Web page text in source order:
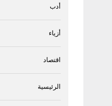
أدب
أزياء
اقتصاد
الرئيسية